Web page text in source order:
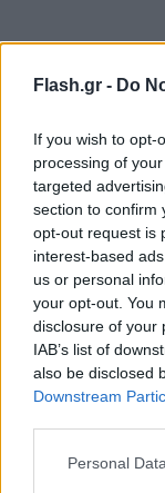
Flash.gr - Do
If you wish to opt-
processing of
targeted
section to confirm
opt-out request is
interest-based
us or personal
your opt-out. You
disclosure of your
IAB’s list of
also be disclosed
Downstream
Please note that
Personal